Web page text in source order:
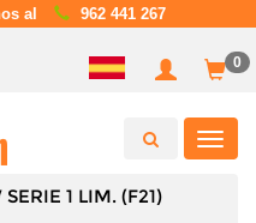
al 962 441 267
0
1 LIM. (F21)